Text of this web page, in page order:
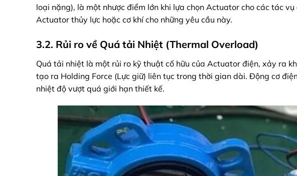
loại nặng), là một nhược điểm lớn khi lựa chọn Actuator cho các tác
Actuator thủy lực hoặc cơ khí cho những yêu cầu này.
3.2. Rủi ro về Quá tải Nhiệt (Thermal Overload)
Quá tải nhiệt là một rủi ro kỹ thuật cố hữu của Actuator điện, xảy ra
tạo ra Holding Force (Lực giữ) liên tục trong thời gian dài. Động cơ
nhiệt độ vượt quá giới hạn thiết kế.